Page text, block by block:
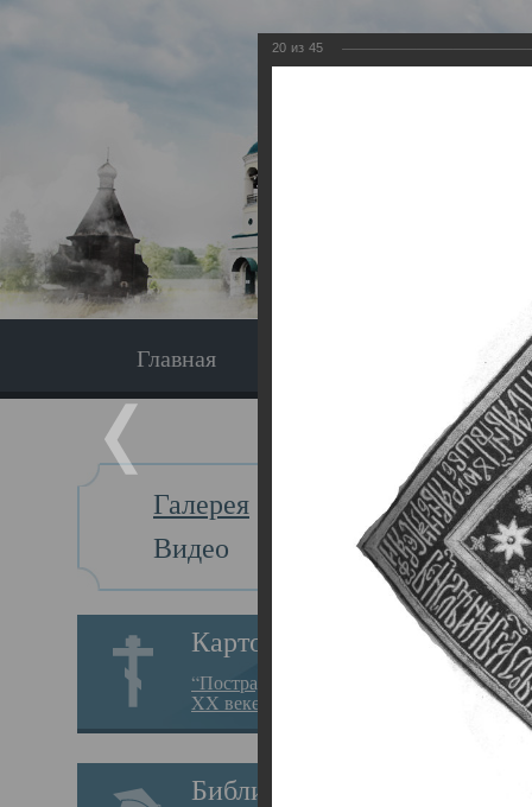
Главная
Галерея
Видео
Картотека
“Пострадавшие за веру в
XX веке на Севере”
Библиотека
Главная
20 из 45